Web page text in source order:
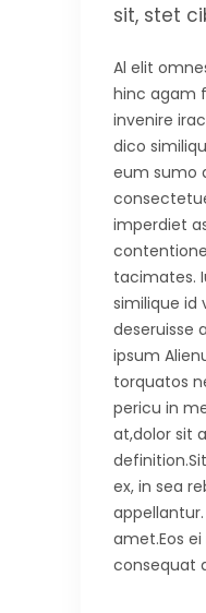
sit, stet
Al elit
hinc agam
invenire
dico
eum sumo
imperdiet
tacimates.
similique id
deseruisse
ipsum
torquatos
pericu in
at,dolor sit
ex, in sea
amet.Eos ei
consequat